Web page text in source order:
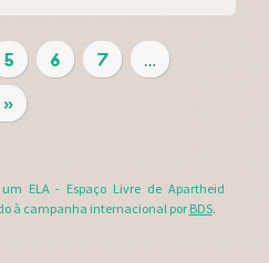
5 6 7
…
ELA - Espaço Livre de Apartheid
à campanha internacional por BDS.